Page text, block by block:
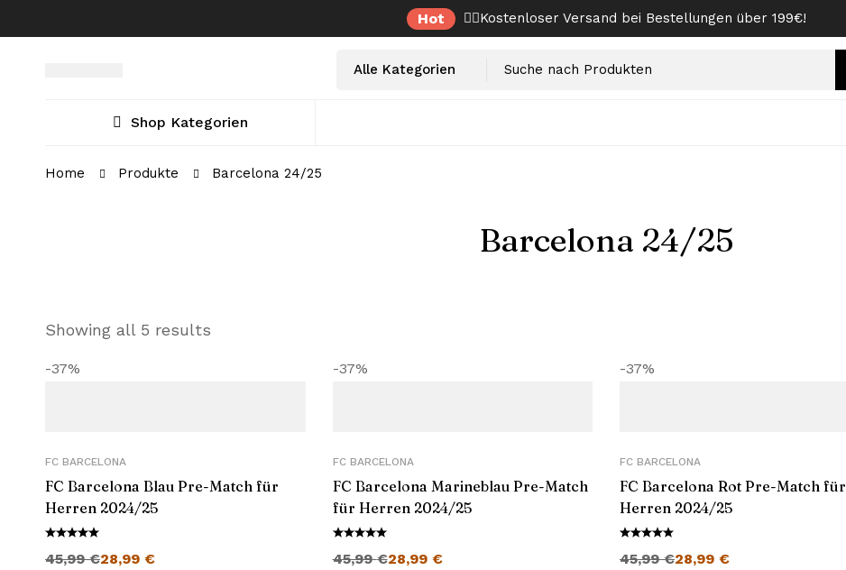
Hot ✌🏼Kostenloser Versand bei Bestellungen über 199€!
Select
Suche
Shop Kategorien
Home Produkte Barcelona 24/25
Barcelona 24/25
Showing all 5 results
-37%
FC BARCELONA
FC Barcelona Blau Pre-Match für
Herren 2024/25
45,99€28,99 €
-37%
FC BARCELONA
FC Barcelona Marineblau Pre-Match
für Herren 2024/25
45,99€28,99 €
-37%
FC BARCELONA
FC Barcelona Rot Pre-Match für
Herren 2024/25
45,99€28,99 €